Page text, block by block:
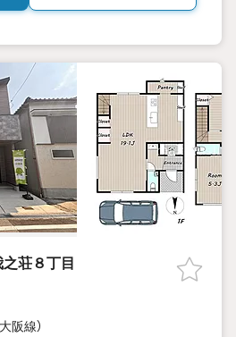
荘８丁目
阪線）